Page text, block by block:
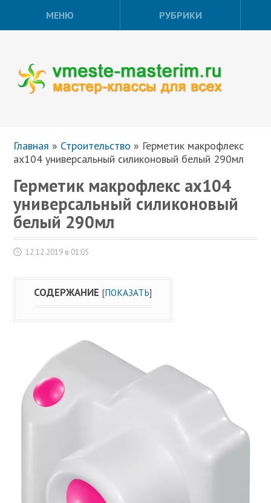
МЕНЮ РУБРИКИ
Главная » Строительство » Герметик макрофлекс
ах104 универсальный силиконовый белый 290мл
Герметик макрофлекс ах104
универсальный силиконовый
белый 290мл
12.12.2019 в 01:05
СОДЕРЖАНИЕ [ПОКАЗАТЬ]